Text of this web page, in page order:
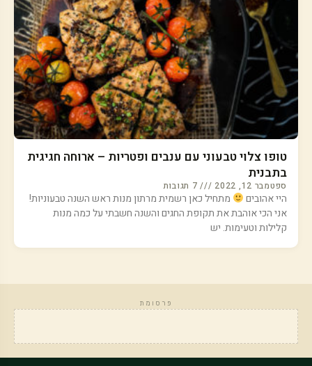
טופו צלוי טבעוני עם ענבים ופטריות – ארוחה חגיגית
בתבנית
ספטמבר 12, 2022 7 תגובות
היי אהובים
מתחיל כאן רשמית מרתון מנות ראש השנה טבעוניות!
אני הכי אוהבת את תקופת החגים והשנה חשבתי על כמה מנות
קלילות וטעימות. יש
פרסומת